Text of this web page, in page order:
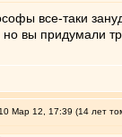
все-таки
но вы придумали
Мар 12, 17:39 (14 лет